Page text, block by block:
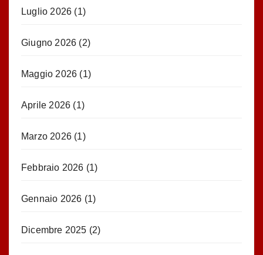
Luglio 2026 (1)
Giugno 2026 (2)
Maggio 2026 (1)
Aprile 2026 (1)
Marzo 2026 (1)
Febbraio 2026 (1)
Gennaio 2026 (1)
Dicembre 2025 (2)